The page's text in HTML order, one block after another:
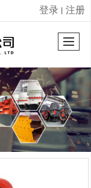
很遗憾，因您的浏览器版本过低导致无法获得最佳浏览体验，推荐下载安装谷歌浏览器！
登录 注册